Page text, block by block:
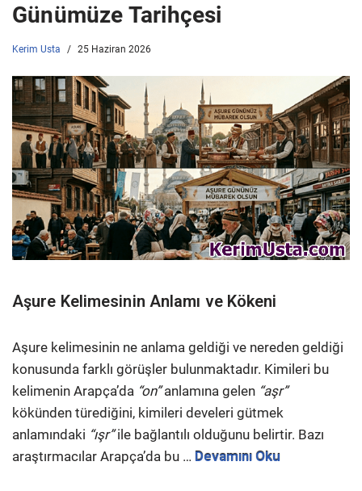
Günümüze Tarihçesi
Kerim Usta 25 Haziran 2026
Aşure Kelimesinin Anlamı ve Kökeni
Aşure kelimesinin ne anlama geldiği ve nereden geldiği
konusunda farklı görüşler bulunmaktadır. Kimileri bu
kelimenin Arapça’da “on”anlamına gelen “aşr”
kökünden türediğini, kimileri develeri gütmek
anlamındaki “ışr”ile bağlantılı olduğunu belirtir. Bazı
araştırmacılar Arapça’da bu … Devamını Oku